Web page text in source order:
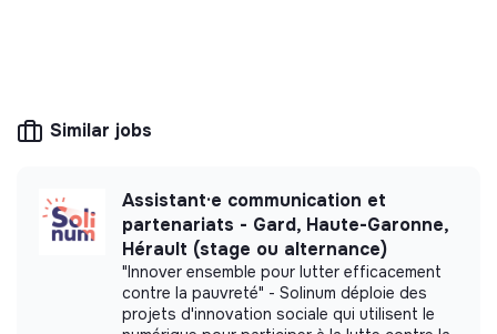
making potential is limited. It may be an
More information
Similar jobs
Assistant·e communication et
partenariats - Gard, Haute-Garonne,
Hérault (stage ou alternance)
"Innover ensemble pour lutter efficacement
contre la pauvreté" - Solinum déploie des
projets d'innovation sociale qui utilisent le